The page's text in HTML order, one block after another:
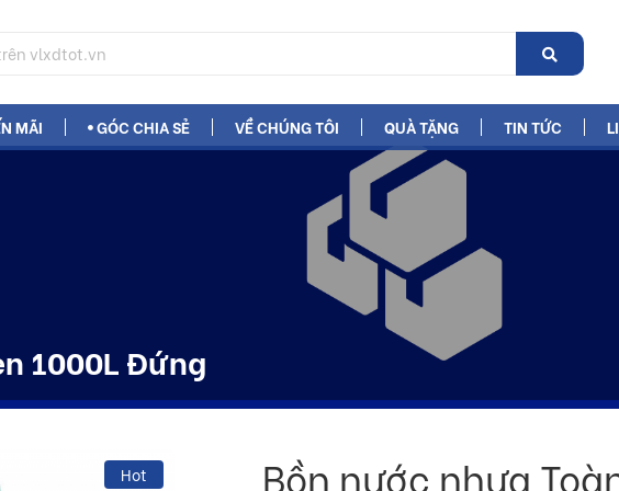
MÃI GÓC CHIA SẺ VỀ CHÚNG TÔI QUÀ TẶNG TIN TỨC
1000L Đứng
Hot
Bồn nước nhựa